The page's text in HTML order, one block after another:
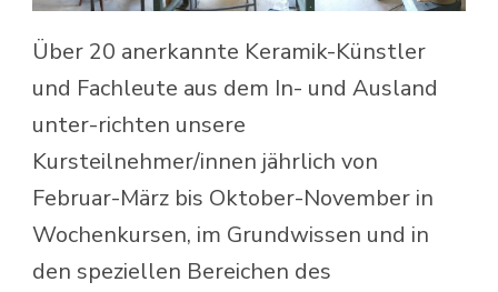
Über 20 anerkannte Keramik-Künstler
und Fachleute aus dem In- und Ausland
unter-richten unsere
Kursteilnehmer/innen jährlich von
Februar-März bis Oktober-November in
Wochenkursen, im Grundwissen und in
den speziellen Bereichen des